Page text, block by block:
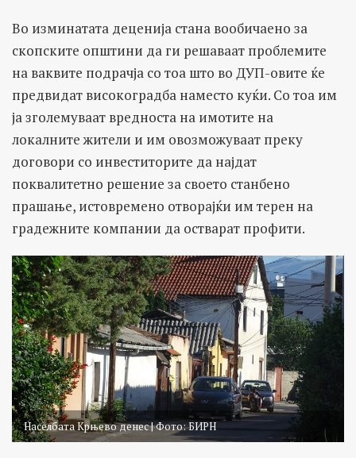
Во изминатата деценија стана вообичаено за
скопските општини да ги решаваат проблемите
на ваквите подрачја со тоа што во ДУП-овите ќе
предвидат високоградба наместо куќи. Со тоа им
ја зголемуваат вредноста на имотите на
локалните жители и им овозможуваат преку
договори со инвеститорите да најдат
поквалитетно решение за своето станбено
прашање, истовремено отворајќи им терен на
градежните компании да остварат профити.
Населбата Крњево денес | Фото: БИРН